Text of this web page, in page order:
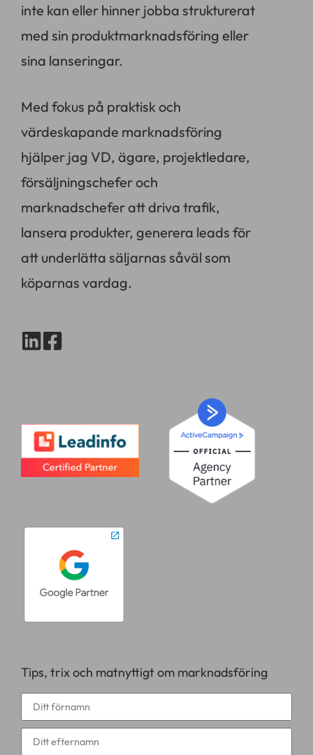
inte kan eller hinner jobba strukturerat
med sin produktmarknadsföring eller
sina lanseringar.
Med fokus på praktisk och
värdeskapande marknadsföring
hjälper jag VD, ägare, projektledare,
försäljningschefer och
marknadschefer att driva trafik,
lansera produkter, generera leads för
att underlätta säljarnas såväl som
köparnas vardag.
Tips, trix och matnyttigt om marknadsföring